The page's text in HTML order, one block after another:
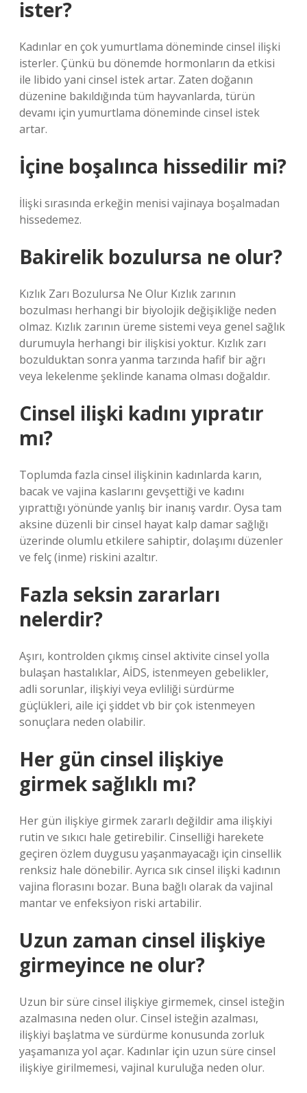
ister?
Kadınlar en çok yumurtlama döneminde cinsel ilişki
isterler. Çünkü bu dönemde hormonların da etkisi
ile libido yani cinsel istek artar. Zaten doğanın
düzenine bakıldığında tüm hayvanlarda, türün
devamı için yumurtlama döneminde cinsel istek
artar.
İçine boşalınca hissedilir mi?
İlişki sırasında erkeğin menisi vajinaya boşalmadan
hissedemez.
Bakirelik bozulursa ne olur?
Kızlık Zarı Bozulursa Ne Olur Kızlık zarının
bozulması herhangi bir biyolojik değişikliğe neden
olmaz. Kızlık zarının üreme sistemi veya genel sağlık
durumuyla herhangi bir ilişkisi yoktur. Kızlık zarı
bozulduktan sonra yanma tarzında hafif bir ağrı
veya lekelenme şeklinde kanama olması doğaldır.
Cinsel ilişki kadını yıpratır
mı?
Toplumda fazla cinsel ilişkinin kadınlarda karın,
bacak ve vajina kaslarını gevşettiği ve kadını
yıprattığı yönünde yanlış bir inanış vardır. Oysa tam
aksine düzenli bir cinsel hayat kalp damar sağlığı
üzerinde olumlu etkilere sahiptir, dolaşımı düzenler
ve felç (inme) riskini azaltır.
Fazla seksin zararları
nelerdir?
Aşırı, kontrolden çıkmış cinsel aktivite cinsel yolla
bulaşan hastalıklar, AİDS, istenmeyen gebelikler,
adli sorunlar, ilişkiyi veya evliliği sürdürme
güçlükleri, aile içi şiddet vb bir çok istenmeyen
sonuçlara neden olabilir.
Her gün cinsel ilişkiye
girmek sağlıklı mı?
Her gün ilişkiye girmek zararlı değildir ama ilişkiyi
rutin ve sıkıcı hale getirebilir. Cinselliği harekete
geçiren özlem duygusu yaşanmayacağı için cinsellik
renksiz hale dönebilir. Ayrıca sık cinsel ilişki kadının
vajina florasını bozar. Buna bağlı olarak da vajinal
mantar ve enfeksiyon riski artabilir.
Uzun zaman cinsel ilişkiye
girmeyince ne olur?
Uzun bir süre cinsel ilişkiye girmemek, cinsel isteğin
azalmasına neden olur. Cinsel isteğin azalması,
ilişkiyi başlatma ve sürdürme konusunda zorluk
yaşamanıza yol açar. Kadınlar için uzun süre cinsel
ilişkiye girilmemesi, vajinal kuruluğa neden olur.